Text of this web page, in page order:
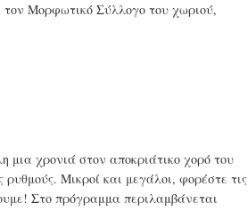
Μορφωτικό Σύλλογο του χωριού,
χρονιά στον αποκριάτικο χορό του
Μικροί και μεγάλοι, φορέστε τις
Στο πρόγραμμα περιλαμβάνεται